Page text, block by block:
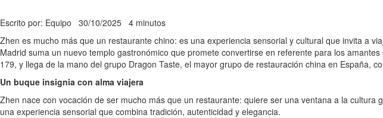
Escrito por: Equipo 30/10/2025 4 minutos
Zhen es mucho más que un restaurante chino: es una experiencia sensorial y cultural que invita a
Madrid suma un nuevo templo gastronómico que promete convertirse en referente para los
179, y llega de la mano del grupo Dragon Taste, el mayor grupo de restauración china en España,
Un buque insignia con alma viajera
Zhen nace con vocación de ser mucho más que un restaurante: quiere ser una ventana a la
una experiencia sensorial que combina tradición, autenticidad y elegancia.